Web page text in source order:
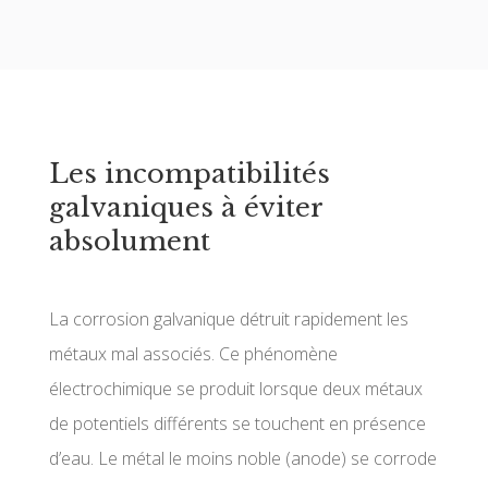
Les incompatibilités
galvaniques à éviter
absolument
La corrosion galvanique détruit rapidement les
métaux mal associés. Ce phénomène
électrochimique se produit lorsque deux métaux
de potentiels différents se touchent en présence
d’eau. Le métal le moins noble (anode) se corrode